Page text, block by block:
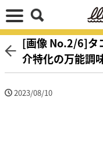
[画像 No.2/6]タ
介特化の万能調
2023/08/10